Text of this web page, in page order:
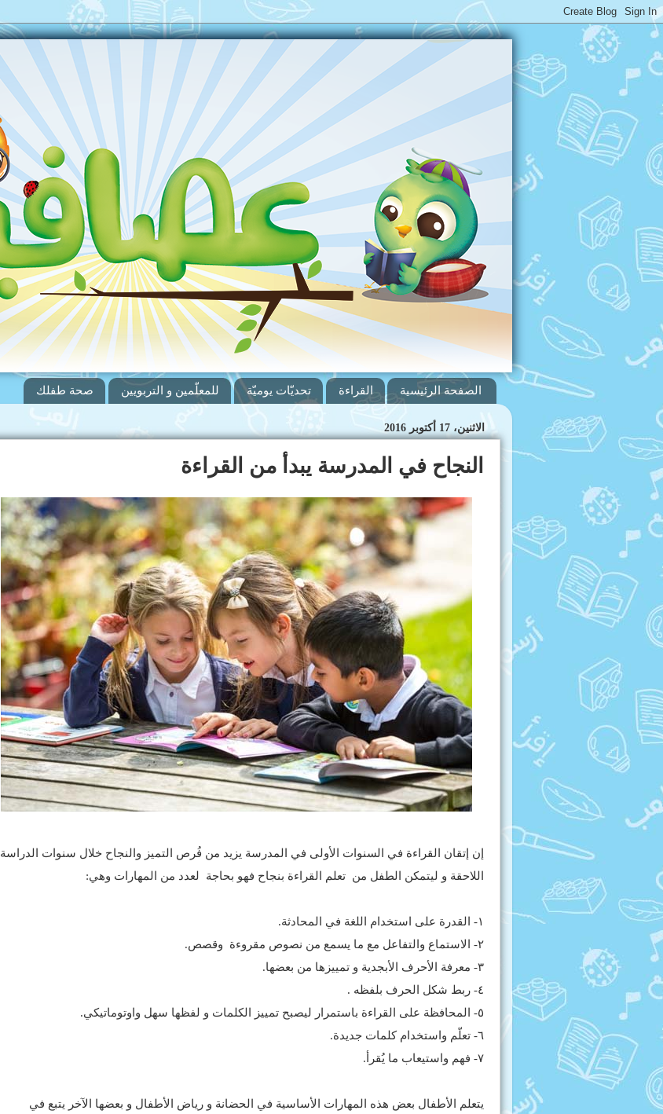
الصفحة الرئيسية القراءة تحديّات يوميّة للمعلّمين و التربويين صحة طفلك
الاثنين، 17 أكتوبر 2016
النجاح في المدرسة يبدأ من القراءة
إن إتقان القراءة في السنوات الأولى في المدرسة يزيد من فُرص التميز والنجاح خلال سنوات الدراسة
اللاحقة و ليتمكن الطفل من تعلم القراءة بنجاح فهو بحاجة لعدد من المهارات وهي:
١- القدرة على استخدام اللغة في المحادثة.
٢- الاستماع والتفاعل مع ما يسمع من نصوص مقروءة وقصص.
٣- معرفة الأحرف الأبجدية و تمييزها من بعضها.
٤- ربط شكل الحرف بلفظه .
٥- المحافظة على القراءة باستمرار ليصبح تمييز الكلمات و لفظها سهل واوتوماتيكي.
٦- تعلّم واستخدام كلمات جديدة.
٧- فهم واستيعاب ما يُقرأ.
يتعلم الأطفال بعض هذه المهارات الأساسية في الحضانة و رياض الأطفال و بعضها الآخر يتبع في